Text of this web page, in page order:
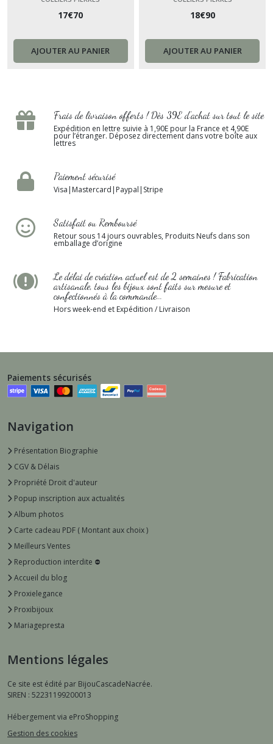
main,cadeau pour amie
17€70
AJOUTER AU PANIER
main,cadeau pour amie
18€90
AJOUTER AU PANIER
Frais de livraison offerts ! Dès 39E d’achat sur tout le site
Expédition en lettre suivie à 1,90E pour la France et 4,90E
pour l’étranger. Déposez directement dans votre boîte aux
lettres
Paiement sécurisé
Visa|Mastercard|Paypal|Stripe
Satisfait ou Remboursé
Retour sous 14 jours ouvrables, Produits Neufs dans son
emballage d’origine
Le délai de création actuel est de 2 semaines ! Fabrication
artisanale, tous les bijoux sont faits sur mesure et
confectionnés à la commande...
Hors week-end et Expédition / Livraison
Paiements sécurisés
Navigation
Présentation Biographie
CGV & Délais
Propriété Droit d'auteur
Popup inscription aux actualités
Album photos
Carte cadeau PDF ( Montant aux choix )
Meilleurs Ventes
Reproduction interdite ⛔️
Accueil du blog
Proxielegance
Proxibijoux
Mariagepresta
Mentions légales
Ce site est édité par BijouCascadeNacrée.
SIREN : 52231199200013
Hébergement via eProShopping
Gestion des cookies